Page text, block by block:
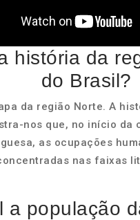
história da
do Brasil?
da região Norte. A
nos que, no início da
as ocupações
nas faixas
a população